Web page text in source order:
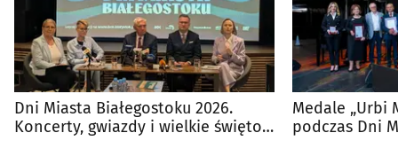
Dni Miasta Białegostoku 2026.
Koncerty, gwiazdy i wielkie święto
Medale „Urbi
podczas Dni